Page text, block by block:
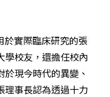
於實際臨床研究的張
學校友，還擔任校內
現今時代的異變、
理事長認為透過十力